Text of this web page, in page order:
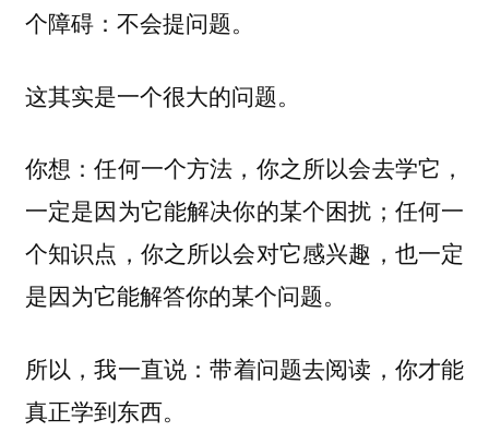
个障碍：不会提问题。
这其实是一个很大的问题。
你想：任何一个方法，你之所以会去学它，
一定是因为它能解决你的某个困扰；任何一
个知识点，你之所以会对它感兴趣，也一定
是因为它能解答你的某个问题。
所以，我一直说：带着问题去阅读，你才能
真正学到东西。